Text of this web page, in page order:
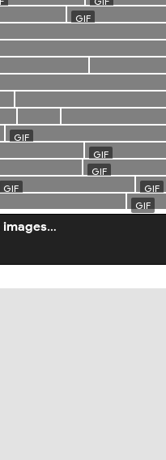
images…